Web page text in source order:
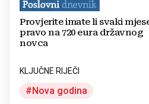
Provjerite imate li svaki
pravo na 720 eura državnog
novca
KLJUČNE RIJEČI
Nova godina